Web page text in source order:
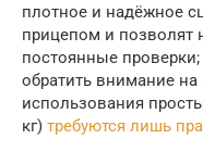
плотное и надёжное
прицепом и позволят
постоянные проверки;
обратить внимание
использования
кг) требуются лишь